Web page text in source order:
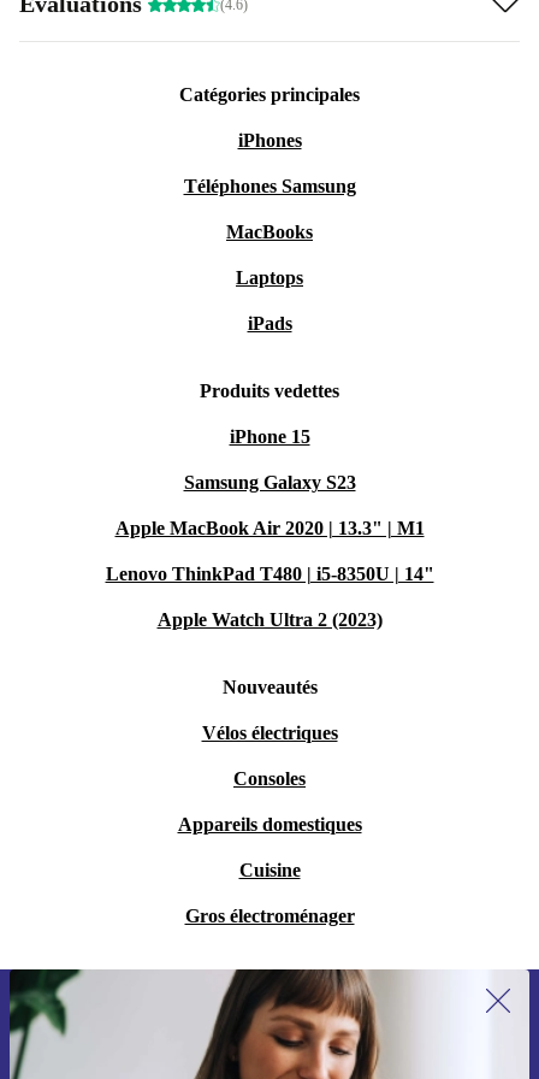
(4.6)
Catégories principales
iPhones
Téléphones Samsung
MacBooks
Laptops
iPads
Produits vedettes
iPhone 15
Samsung Galaxy S23
Apple MacBook Air 2020 | 13.3" | M1
Lenovo ThinkPad T480 | i5-8350U | 14"
Apple Watch Ultra 2 (2023)
Nouveautés
Vélos électriques
Consoles
Appareils domestiques
Cuisine
Gros électroménager
Recevoir offres et infos de refurbed
par mail